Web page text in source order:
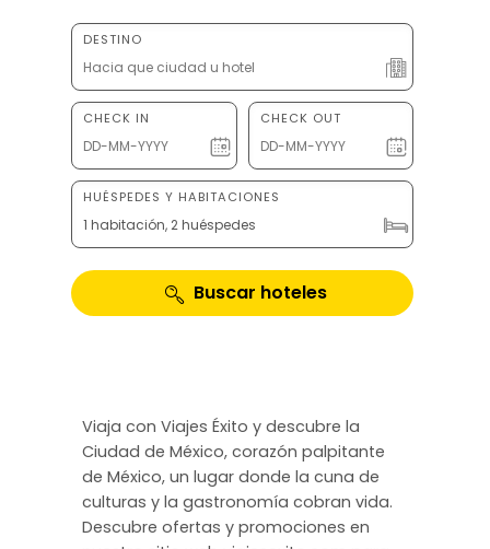
DESTINO
CHECK IN CHECK OUT
HUÉSPEDES Y HABITACIONES
1 habitación, 2 huéspedes
Buscar hoteles
Viaja con Viajes Éxito y descubre la
Ciudad de México, corazón palpitante
de México, un lugar donde la cuna de
culturas y la gastronomía cobran vida.
Descubre ofertas y promociones en